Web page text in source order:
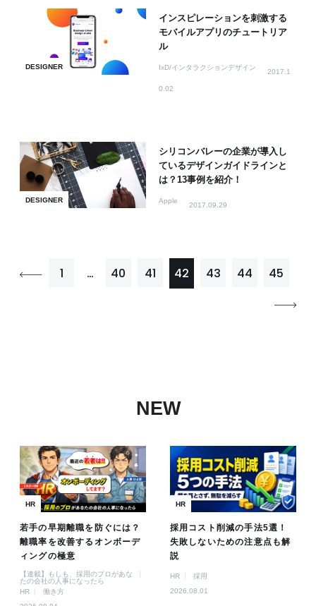
DESIGNER
インスピレーションを刺激する
モバイルアプリのチュートリア
ル
IxD/インタラクションデザイン
2017.1
0.02
DESIGNER
シリコンバレーの企業が導入し
ているデザインガイドラインと
は？13事例を紹介！
Apple
2017.09.29
1 … 40 41 42 43 44 45
NEW
HR
若手の早期離職を防ぐには？
離職率を改善するオンボーデ
ィングの極意
【連載】もしも、採用のプロがあな
たの会社の人事になったら
HR
働き方
HR
採用コスト削減の手法5選！
失敗しないための注意点も解
説
HR
採用
2026.08.01